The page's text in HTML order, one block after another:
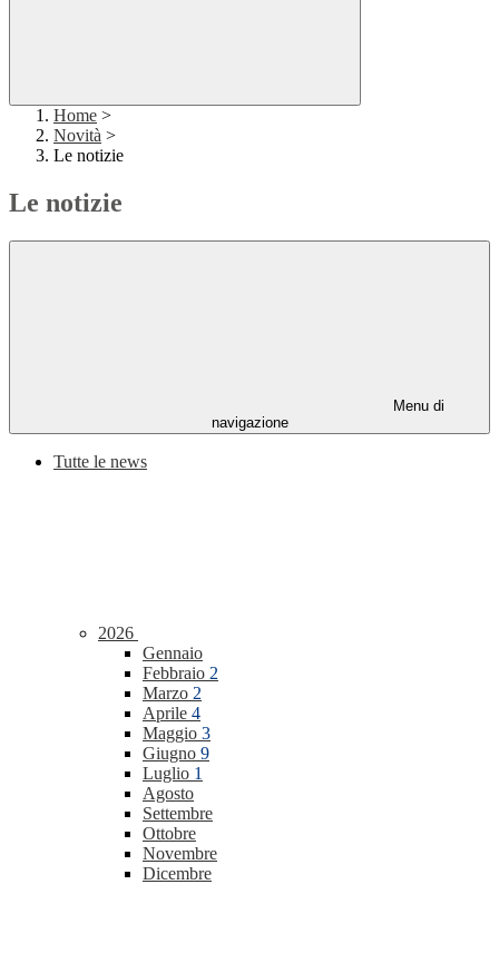
Home >
Novità >
Le notizie
Le notizie
Menu di
navigazione
Tutte le news
2026
Gennaio
Febbraio 2
Marzo 2
Aprile 4
Maggio 3
Giugno 9
Luglio 1
Agosto
Settembre
Ottobre
Novembre
Dicembre